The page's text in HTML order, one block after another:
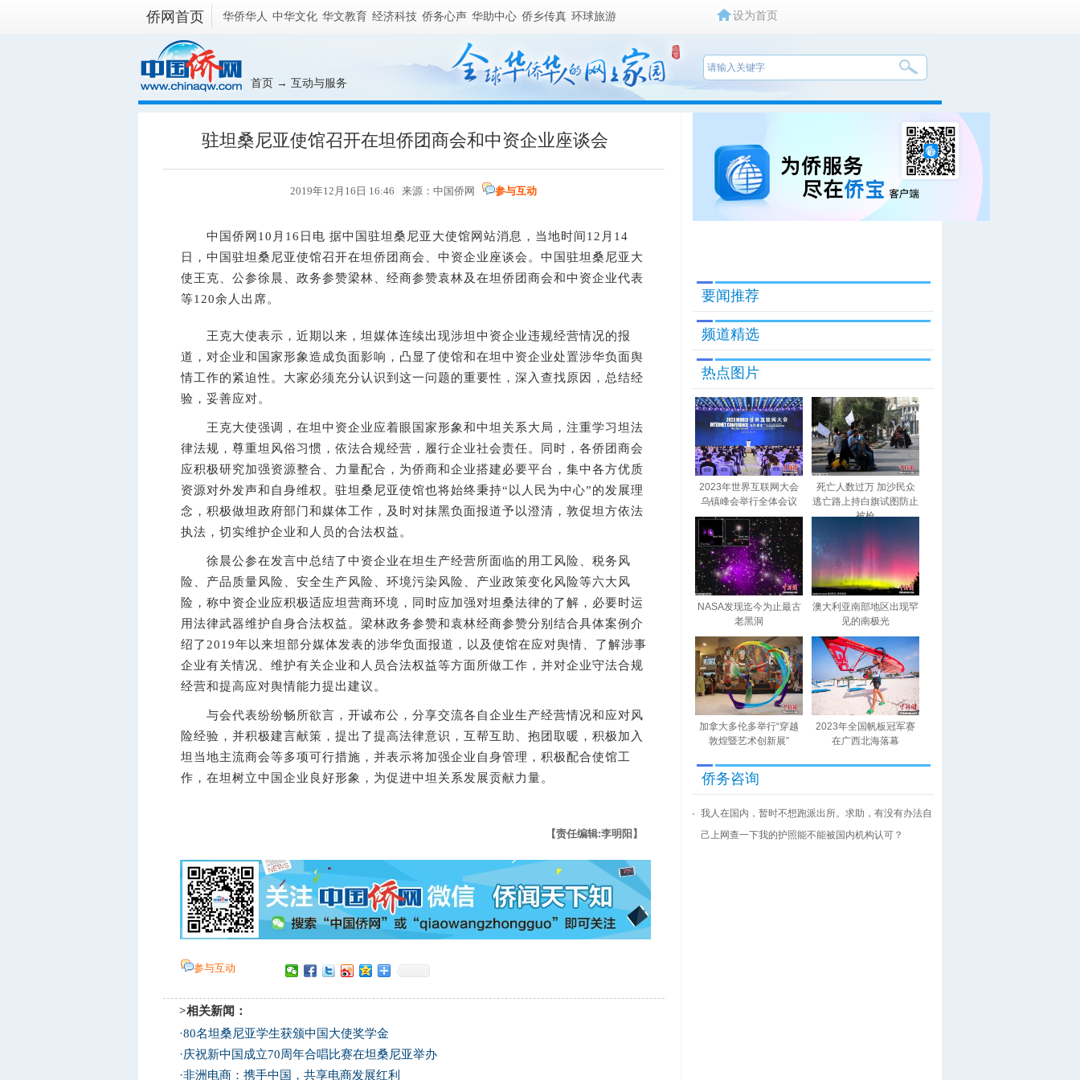
侨网首页 华侨华人 中华文化 华文教育 经济科技 侨务心声 华助中心 侨乡传真 环球旅游 设为首页
首页 → 互动与服务
驻坦桑尼亚使馆召开在坦侨团商会和中资企业座谈会
2019年12月16日 16:46 来源： 中国侨网 参与互动
中国侨网10月16日电 据中国驻坦桑尼亚大使馆网站消息，当地时间12月14
日，中国驻坦桑尼亚使馆召开在坦侨团商会、中资企业座谈会。中国驻坦桑尼亚大
使王克、公参徐晨、政务参赞梁林、经商参赞袁林及在坦侨团商会和中资企业代表
等120余人出席。
王克大使表示，近期以来，坦媒体连续出现涉坦中资企业违规经营情况的报
道，对企业和国家形象造成负面影响，凸显了使馆和在坦中资企业处置涉华负面舆
情工作的紧迫性。大家必须充分认识到这一问题的重要性，深入查找原因，总结经
验，妥善应对。
王克大使强调，在坦中资企业应着眼国家形象和中坦关系大局，注重学习坦法
律法规，尊重坦风俗习惯，依法合规经营，履行企业社会责任。同时，各侨团商会
应积极研究加强资源整合、力量配合，为侨商和企业搭建必要平台，集中各方优质
资源对外发声和自身维权。驻坦桑尼亚使馆也将始终秉持“以人民为中心”的发展理
念，积极做坦政府部门和媒体工作，及时对抹黑负面报道予以澄清，敦促坦方依法
执法，切实维护企业和人员的合法权益。
徐晨公参在发言中总结了中资企业在坦生产经营所面临的用工风险、税务风
险、产品质量风险、安全生产风险、环境污染风险、产业政策变化风险等六大风
险，称中资企业应积极适应坦营商环境，同时应加强对坦桑法律的了解，必要时运
用法律武器维护自身合法权益。梁林政务参赞和袁林经商参赞分别结合具体案例介
绍了2019年以来坦部分媒体发表的涉华负面报道，以及使馆在应对舆情、了解涉事
企业有关情况、维护有关企业和人员合法权益等方面所做工作，并对企业守法合规
经营和提高应对舆情能力提出建议。
与会代表纷纷畅所欲言，开诚布公，分享交流各自企业生产经营情况和应对风
险经验，并积极建言献策，提出了提高法律意识，互帮互助、抱团取暖，积极加入
坦当地主流商会等多项可行措施，并表示将加强企业自身管理，积极配合使馆工
作，在坦树立中国企业良好形象，为促进中坦关系发展贡献力量。
【责任编辑:李明阳】
参与互动
>相关新闻：
·80名坦桑尼亚学生获颁中国大使奖学金
·庆祝新中国成立70周年合唱比赛在坦桑尼亚举办
·非洲电商：携手中国，共享电商发展红利
要闻推荐
频道精选
热点图片
2023年世界互联网大会
乌镇峰会举行全体会议
死亡人数过万 加沙民众
逃亡路上持白旗试图防止
被枪
NASA发现迄今为止最古
老黑洞
澳大利亚南部地区出现罕
见的南极光
加拿大多伦多举行“穿越
敦煌暨艺术创新展”
2023年全国帆板冠军赛
在广西北海落幕
侨务咨询
我人在国内，暂时不想跑派出所。求助，有没有办法自
己上网查一下我的护照能不能被国内机构认可？